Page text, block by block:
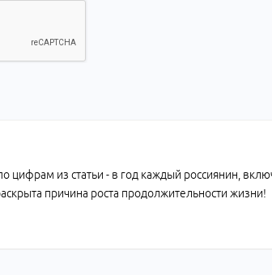
цифрам из статьи - в год каждый россиянин,
причина роста продолжительности жизни!